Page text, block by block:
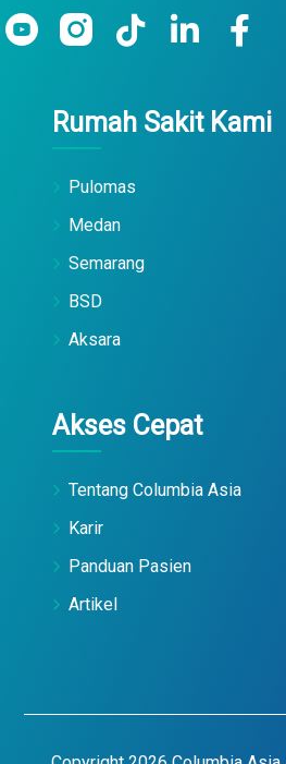
Rumah Sakit Kami
Pulomas
Medan
Semarang
BSD
Aksara
Akses Cepat
Tentang Columbia Asia
Karir
Panduan Pasien
Artikel